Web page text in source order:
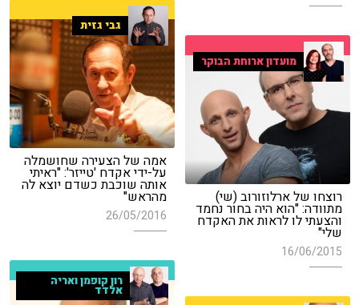
גבי גזית
אמה של הצעירה שחושמלה
על-ידי אקדח 'טייזר': "ראיתי
אותה שוכבת כשדם יוצא לה
מהראש"
26/05/2016
מועדון ארוחת הבוקר
רוצחו של ארלוזורוב (שי)
מתוודה: "הוא היה בחור נחמד
והצעתי לו לראות את האקדח
שלי"
16/06/2015
רון קופמן ואריה
אלדד